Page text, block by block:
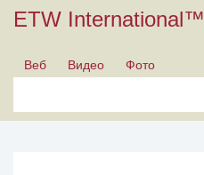
ETW International™
Веб
Видео Фото